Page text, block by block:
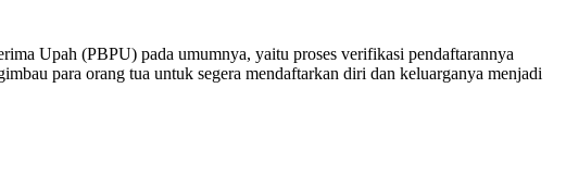
Upah (PBPU) pada umumnya, yaitu proses verifikasi pendaftarannya
para orang tua untuk segera mendaftarkan diri dan keluarganya menjadi